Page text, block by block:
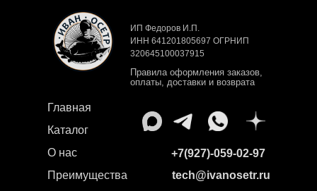
+7(927)-059-02-97
ИП Федоров И.П.
ИНН 641201805697 ОГРНИП
320645100037915
Главная
Преимущества
Каталог
О нас
tech@ivanosetr.ru
Правила оформления заказов,
оплаты, доставки и возврата